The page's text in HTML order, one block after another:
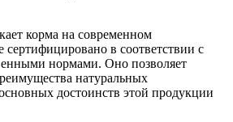
корма на современном
сертифицировано в соответствии с
нормами. Оно позволяет
натуральных
достоинств этой продукции